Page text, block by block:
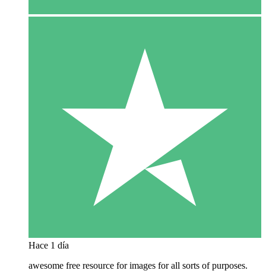
Hace 1 día
awesome free resource for images for all sorts of purposes.